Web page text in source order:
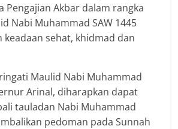
Pengajian Akbar dalam rangka
Nabi Muhammad SAW 1445
keadaan sehat, khidmad dan
Maulid Nabi Muhammad
Arinal, diharapkan dapat
tauladan Nabi Muhammad
pedoman pada Sunnah